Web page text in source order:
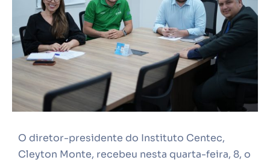
O diretor-presidente do Instituto Centec,
Cleyton Monte, recebeu nesta quarta-feira, 8, o